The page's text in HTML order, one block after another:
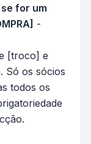
for um
-
[troco] e
Só os sócios
todos os